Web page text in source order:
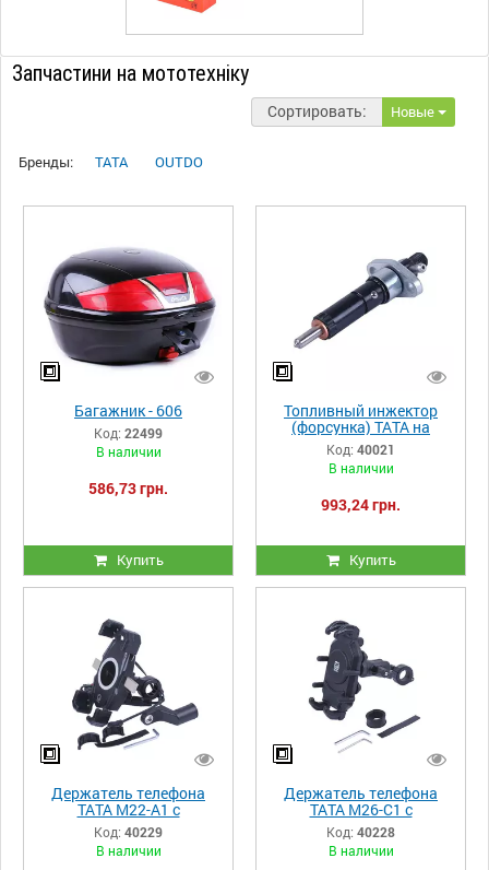
Запчастини на мототехніку
Сортировать: Новые
Бренды: TATA OUTDO
Багажник - 606
Код: 22499
В наличии
586,73 грн.
Купить
Топливный инжектор
(форсунка) TATA на
дизельный двигатель
192D для генератора GN
7 KW
Код: 40021
В наличии
993,24 грн.
Купить
Держатель телефона
ТАТА M22-A1 с
беспроводной зарядкой
и круглым зеленым
светодиодом, с
Код: 40229
В наличии
Держатель телефона
ТАТА M26-C1 с
противоударной и
противоугонной
конструкцией, с
Код: 40228
В наличии